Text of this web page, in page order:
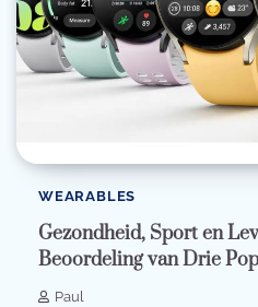
WEARABLES
Gezondheid, Sport en
Beoordeling van Drie
Paul